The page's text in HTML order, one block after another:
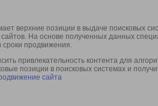
верхние позиции в выдаче поисковых
На основе полученных данных
продвижения.
привлекательность контента для
позиции в поисковых системах и
сайта